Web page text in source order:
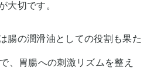
大切です。
腸の潤滑油としての役割も果た
、胃腸への刺激リズムを整え